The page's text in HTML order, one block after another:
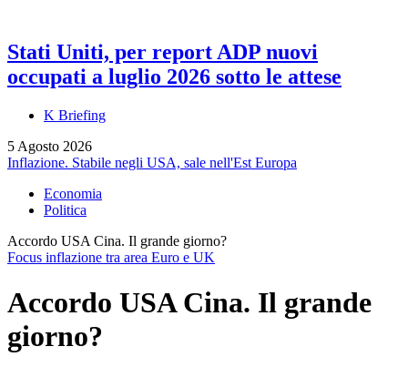
Stati Uniti, per report ADP nuovi
occupati a luglio 2026 sotto le attese
K Briefing
5 Agosto 2026
Inflazione. Stabile negli USA, sale nell'Est Europa
Economia
Politica
Accordo USA Cina. Il grande giorno?
Focus inflazione tra area Euro e UK
Accordo USA Cina. Il grande
giorno?